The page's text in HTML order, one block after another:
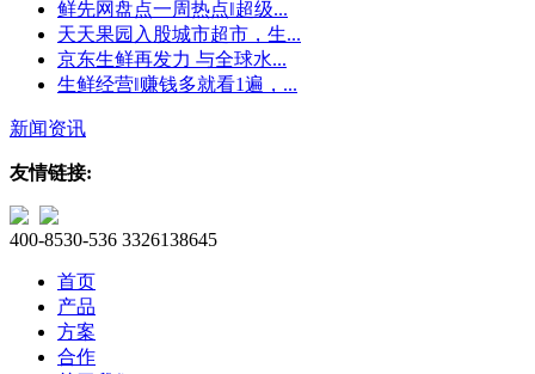
鲜先网盘点一周热点‖超级...
天天果园入股城市超市，生...
京东生鲜再发力 与全球水...
生鲜经营‖赚钱多就看1遍，...
新闻资讯
友情链接:
400-8530-536 3326138645
首页
产品
方案
合作